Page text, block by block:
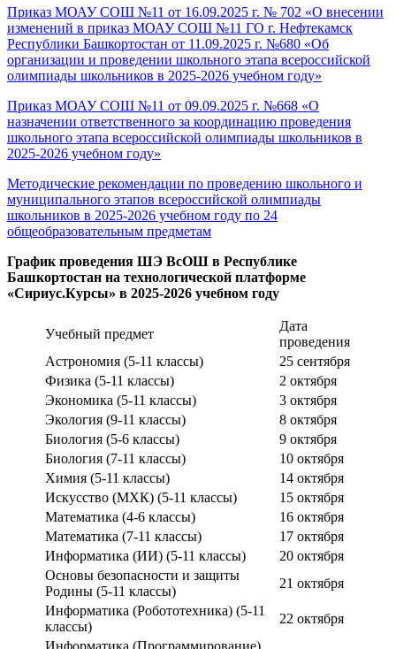
Приказ МОАУ СОШ №11 от 16.09.2025 г. № 702 «О внесении
изменений в приказ МОАУ СОШ №11 ГО г. Нефтекамск
Республики Башкортостан от 11.09.2025 г. №680 «Об
организации и проведении школьного этапа всероссийской
олимпиады школьников в 2025-2026 учебном году»
Приказ МОАУ СОШ №11 от 09.09.2025 г. №668 «О
назначении ответственного за координацию проведения
школьного этапа всероссийской олимпиады школьников в
2025-2026 учебном году»
Методические рекомендации по проведению школьного и
муниципального этапов всероссийской олимпиады
школьников в 2025-2026 учебном году по 24
общеобразовательным предметам
График проведения ШЭ ВсОШ в Республике
Башкортостан на технологической платформе
«Сириус.Курсы» в 2025-2026 учебном году
Учебный предмет
Дата
проведения
Астрономия (5-11 классы)
25 сентября
Физика (5-11 классы)
2 октября
Экономика (5-11 классы)
3 октября
Экология (9-11 классы)
8 октября
Биология (5-6 классы)
9 октября
Биология (7-11 классы)
10 октября
Химия (5-11 классы)
14 октября
Искусство (МХК) (5-11 классы)
15 октября
Математика (4-6 классы)
16 октября
Математика (7-11 классы)
17 октября
Информатика (ИИ) (5-11 классы)
20 октября
Основы безопасности и защиты
Родины (5-11 классы)
21 октября
Информатика (Робототехника) (5-11
классы)
22 октября
Информатика (Программирование)